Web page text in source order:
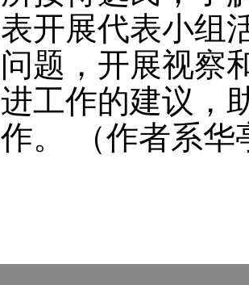
表开展代表小组
问题，开展视察
进工作的建议，
作。 （作者系华